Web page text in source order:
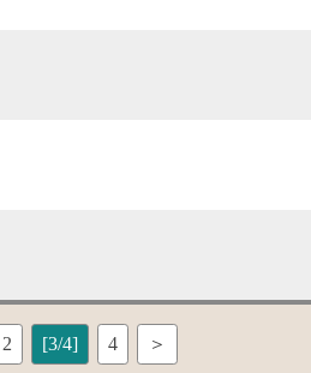
2 [3/4] 4 ＞